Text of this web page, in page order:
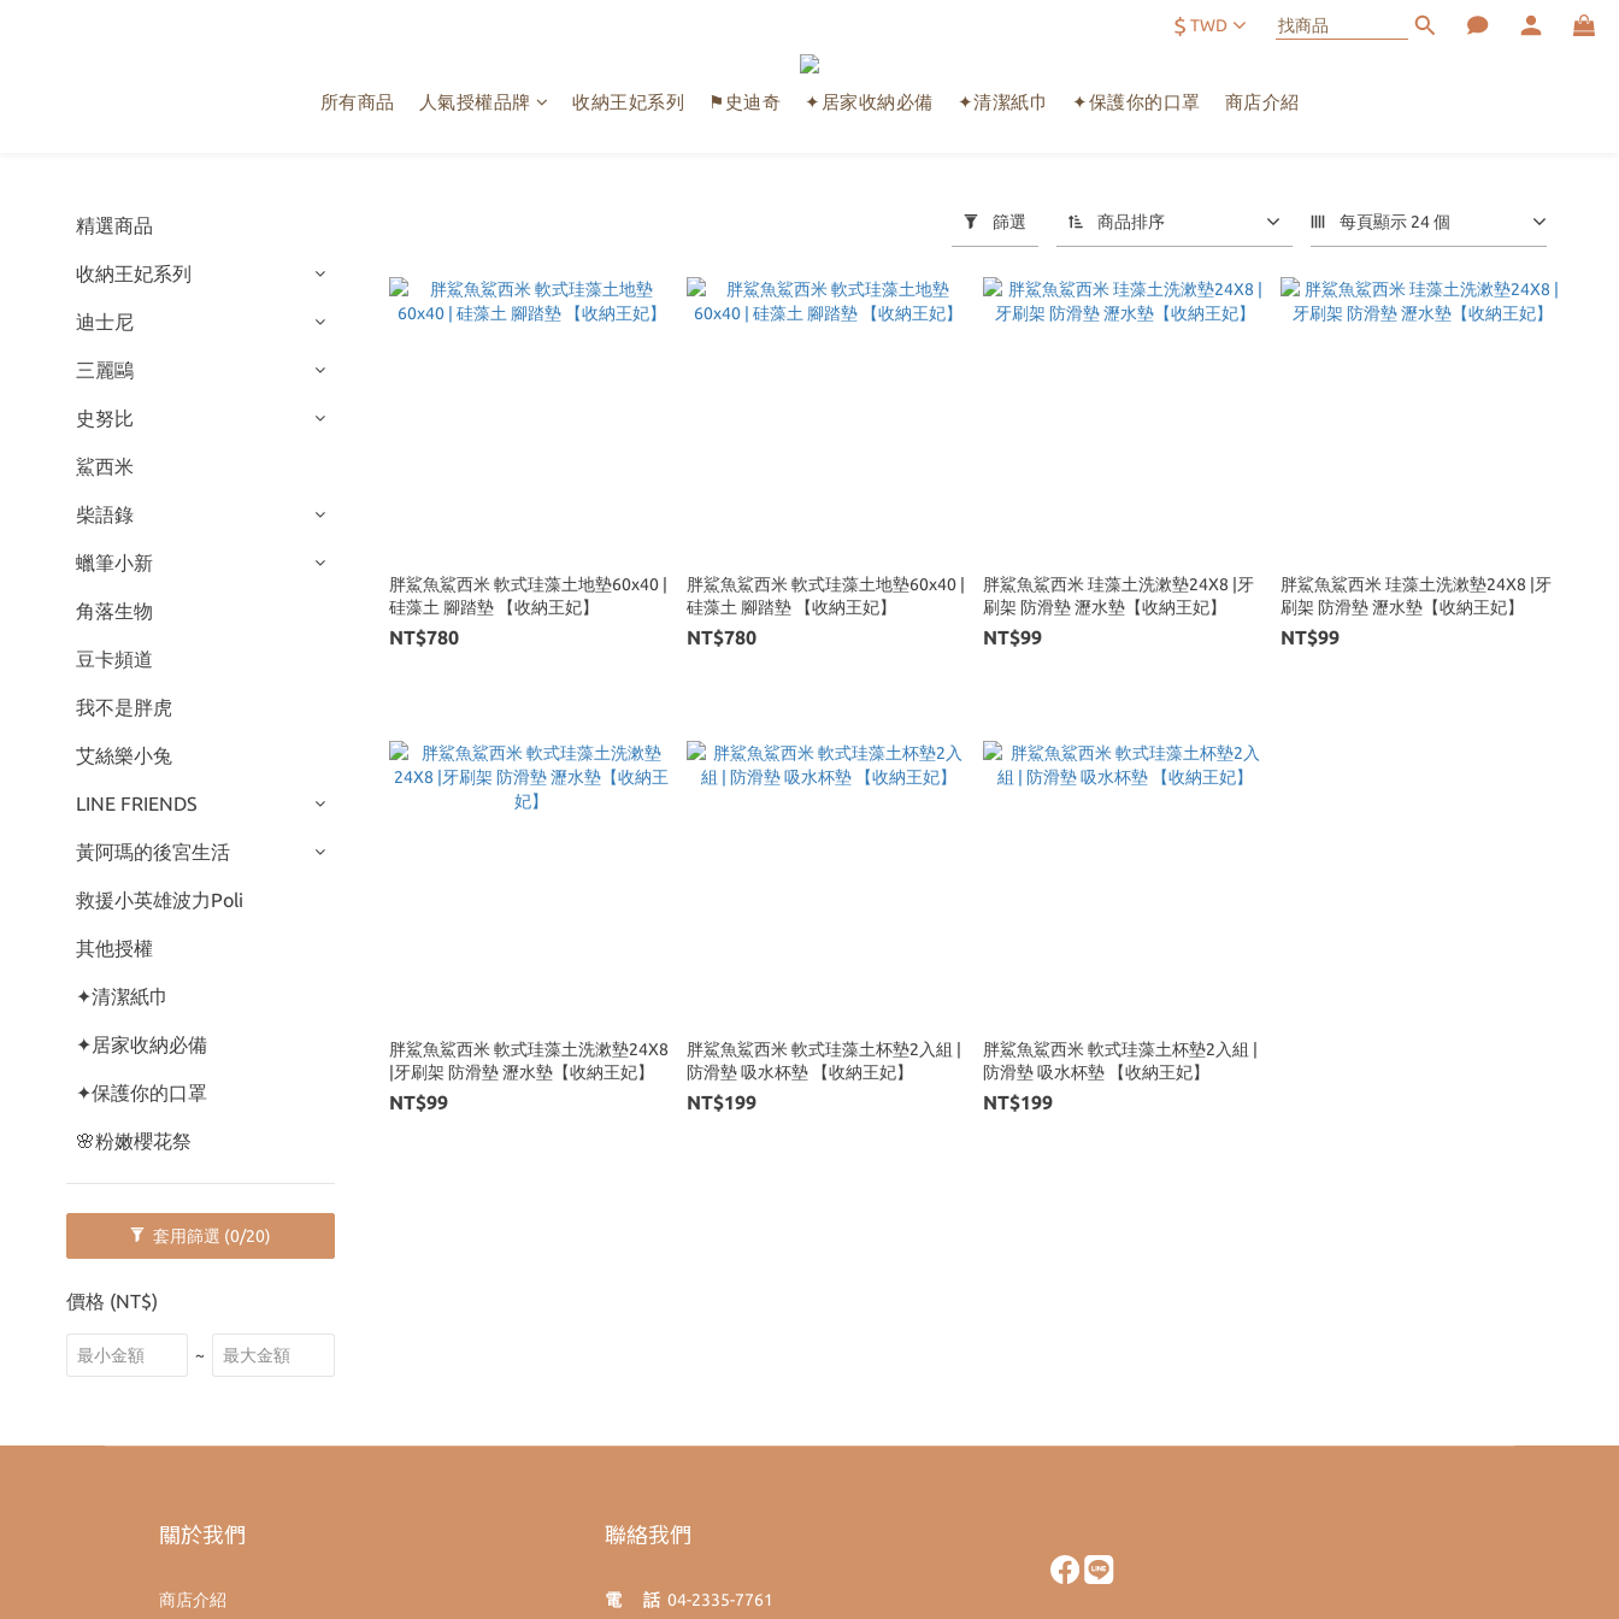
$ TWD
所有商品 人氣授權品牌 收納王妃系列 ⚑史迪奇 ✦居家收納必備 ✦清潔紙巾 ✦保護你的口罩 商店介紹
精選商品
收納王妃系列
迪士尼
三麗鷗
史努比
鯊西米
柴語錄
蠟筆小新
角落生物
豆卡頻道
我不是胖虎
艾絲樂小兔
LINE FRIENDS
黃阿瑪的後宮生活
救援小英雄波力Poli
其他授權
✦清潔紙巾
✦居家收納必備
✦保護你的口罩
🌸粉嫩櫻花祭
套用篩選 (0/20)
價格 (NT$)
~
篩選 商品排序 每頁顯示 24 個
胖鯊魚鯊西米 軟式珪藻土地墊60x40 |
硅藻土 腳踏墊 【收納王妃】
NT$780
胖鯊魚鯊西米 軟式珪藻土地墊60x40 |
硅藻土 腳踏墊 【收納王妃】
NT$780
胖鯊魚鯊西米 珪藻土洗漱墊24X8 |牙
刷架 防滑墊 瀝水墊【收納王妃】
NT$99
胖鯊魚鯊西米 珪藻土洗漱墊24X8 |牙
刷架 防滑墊 瀝水墊【收納王妃】
NT$99
胖鯊魚鯊西米 軟式珪藻土洗漱墊24X8
|牙刷架 防滑墊 瀝水墊【收納王妃】
NT$99
胖鯊魚鯊西米 軟式珪藻土杯墊2入組 |
防滑墊 吸水杯墊 【收納王妃】
NT$199
胖鯊魚鯊西米 軟式珪藻土杯墊2入組 |
防滑墊 吸水杯墊 【收納王妃】
NT$199
關於我們
商店介紹
聯絡我們
電 話 04-2335-7761